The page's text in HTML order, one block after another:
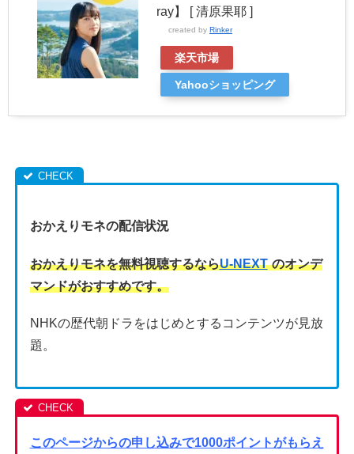
ray】 [ 清原果耶 ]
created by Rinker
楽天市場
Yahooショッピング
おかえりモネの配信状況
おかえりモネを無料視聴するならU-NEXTのオンデ
マンドがおすすめです。
NHKの歴代朝ドラをはじめとするコンテンツが見放
題。
このページからの申し込みで1000ポイントがもらえ